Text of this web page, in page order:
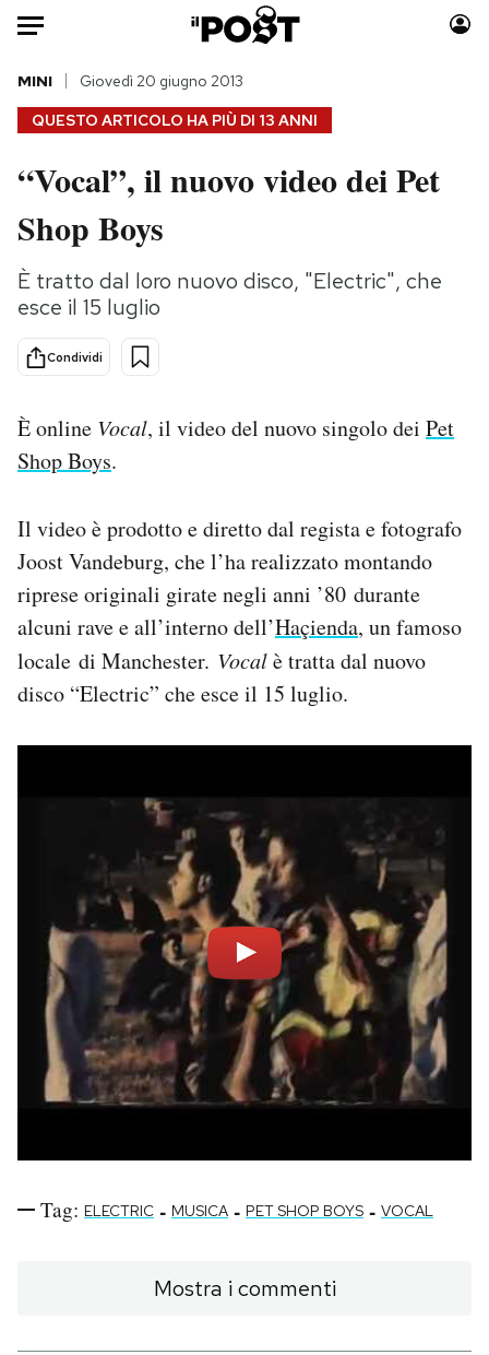
HOME
Italia
Politica
Tecnologia
Internet
Scienza
Cultura
Sport
Moda
Storie/Idee
Mondiali calcio 2026
PODCAST
NEWSLETTER
SHOP
CALENDARIO
AREA PERSONALE
Area Personale
Newsletter
Notifiche mobile
Regala il Post
Hai bisogno di aiuto?
Esci
QUESTO ARTICOLO HA PIÙ DI 13 ANNI
MINI Giovedì 20 giugno 2013
“Vocal”, il nuovo video dei Pet
Shop Boys
È tratto dal loro nuovo disco, "Electric", che
esce il 15 luglio
Condividi
È online Vocal, il video del nuovo singolo dei Pet
Shop Boys.
Il video è prodotto e diretto dal regista e fotografo
Joost Vandeburg, che l’ha realizzato montando
riprese originali girate negli anni ’80 durante
alcuni rave e all’interno dell’Haçienda, un famoso
locale di Manchester. Vocalè tratta dal nuovo
disco “Electric” che esce il 15 luglio.
Tag: ELECTRIC - MUSICA - PET SHOP BOYS - VOCAL
Mostra i commenti